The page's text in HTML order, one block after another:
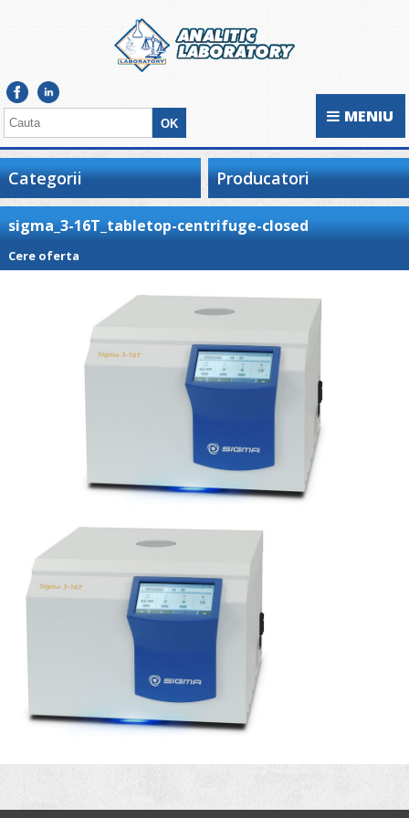
MENIU
Categorii Producatori
sigma_3-16T_tabletop-centrifuge-closed
Cere oferta